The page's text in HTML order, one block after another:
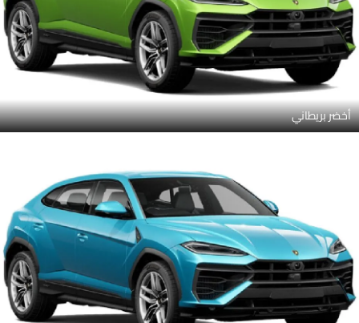
أخضر بريطاني